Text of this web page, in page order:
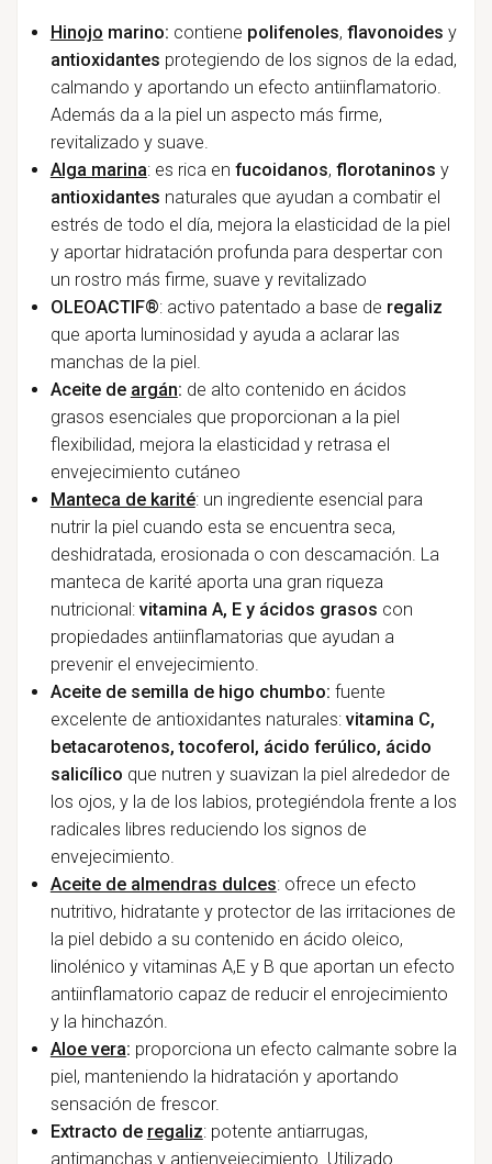
Hinojo marino: contiene polifenoles, flavonoides y
antioxidantes protegiendo de los signos de la edad,
calmando y aportando un efecto antiinflamatorio.
Además da a la piel un aspecto más firme,
revitalizado y suave.
Alga marina: es rica en fucoidanos, florotaninos y
antioxidantes naturales que ayudan a combatir el
estrés de todo el día, mejora la elasticidad de la piel
y aportar hidratación profunda para despertar con
un rostro más firme, suave y revitalizado
OLEOACTIF®: activo patentado a base de regaliz
que aporta luminosidad y ayuda a aclarar las
manchas de la piel.
Aceite de argán: de alto contenido en ácidos
grasos esenciales que proporcionan a la piel
flexibilidad, mejora la elasticidad y retrasa el
envejecimiento cutáneo
Manteca de karité: un ingrediente esencial para
nutrir la piel cuando esta se encuentra seca,
deshidratada, erosionada o con descamación. La
manteca de karité aporta una gran riqueza
nutricional: vitamina A, E y ácidos grasos con
propiedades antiinflamatorias que ayudan a
prevenir el envejecimiento.
Aceite de semilla de higo chumbo: fuente
excelente de antioxidantes naturales: vitamina C,
betacarotenos, tocoferol, ácido ferúlico, ácido
salicílico que nutren y suavizan la piel alrededor de
los ojos, y la de los labios, protegiéndola frente a los
radicales libres reduciendo los signos de
envejecimiento.
Aceite de almendras dulces: ofrece un efecto
nutritivo, hidratante y protector de las irritaciones de
la piel debido a su contenido en ácido oleico,
linolénico y vitaminas A,E y B que aportan un efecto
antiinflamatorio capaz de reducir el enrojecimiento
y la hinchazón.
Aloe vera: proporciona un efecto calmante sobre la
piel, manteniendo la hidratación y aportando
sensación de frescor.
Extracto de regaliz: potente antiarrugas,
antimanchas y antienvejecimiento. Utilizado